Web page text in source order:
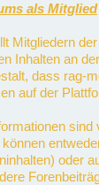
als Mitglied
Mitgliedern
Inhalten an
dass rag-
auf der
sind
oder